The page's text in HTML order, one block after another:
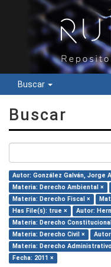
Buscar
Buscar
Autor: González Galván, Jorge
Materia: Derecho Ambiental ×
Materia: Derecho Fiscal ×
Has File(s): true ×
Autor:
Materia: Derecho
Materia: Derecho Civil ×
Materia: Derecho
Fecha: 2011 ×